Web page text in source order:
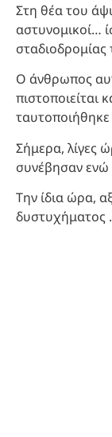
Στη θέα του
αστυνομικοί…
Ο άνθρωπος
Σήμερα, λίγες
συνέβησαν ενώ
Την ίδια ώρα,
δυστυχήματος .